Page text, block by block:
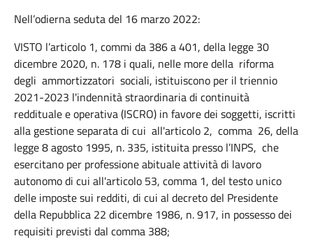
Nell’odierna seduta del 16 marzo 2022:
VISTO l’articolo 1, commi da 386 a 401, della legge 30
dicembre 2020, n. 178 i quali, nelle more della riforma
degli ammortizzatori sociali, istituiscono per il triennio
2021-2023 l'indennità straordinaria di continuità
reddituale e operativa (ISCRO) in favore dei soggetti, iscritti
alla gestione separata di cui all'articolo 2, comma 26, della
legge 8 agosto 1995, n. 335, istituita presso l’INPS, che
esercitano per professione abituale attività di lavoro
autonomo di cui all'articolo 53, comma 1, del testo unico
delle imposte sui redditi, di cui al decreto del Presidente
della Repubblica 22 dicembre 1986, n. 917, in possesso dei
requisiti previsti dal comma 388;